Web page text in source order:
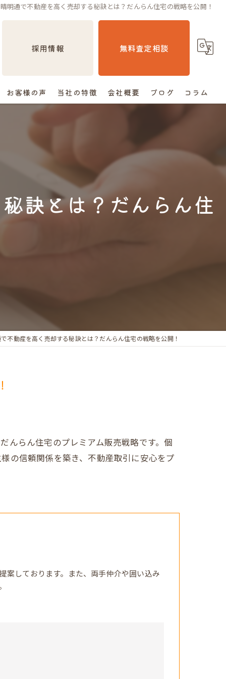
明通で不動産を高く売却する秘訣とは？だんらん住宅の戦略を公開！
採用情報 無料査定相談
お客様の声 当社の特徴
住み替え
会社概要 ブログ コラム
訣とは？だんらん住
不動産を高く売却する秘訣とは？だんらん住宅の戦略を公開！
んらん住宅のプレミアム販売戦略です。個
の信頼関係を築き、不動産取引に安心をプ
案しております。また、両手仲介や囲い込み